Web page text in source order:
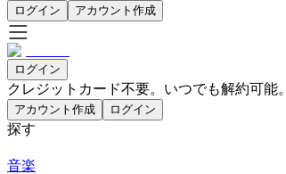
ログイン アカウント作成
ログイン
クレジットカード不要。いつでも解約可能。
アカウント作成 ログイン
探す
音楽